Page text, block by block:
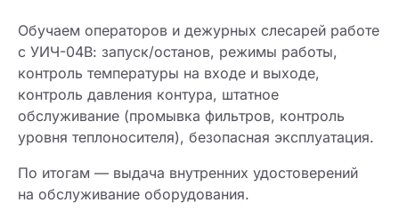
Обучаем операторов и дежурных слесарей работе
с УИЧ-04В: запуск/останов, режимы работы,
контроль температуры на входе и выходе,
контроль давления контура, штатное
обслуживание (промывка фильтров, контроль
уровня теплоносителя), безопасная эксплуатация.
По итогам — выдача внутренних удостоверений
на обслуживание оборудования.